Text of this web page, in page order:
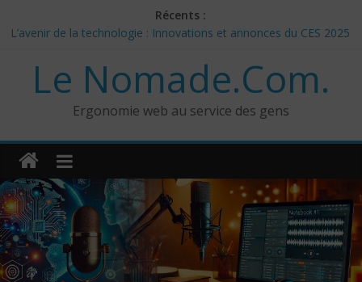
Récents :
L’avenir de la technologie : Innovations et annonces du CES 2025
Les 3 meilleurs réponses de politiciens Canadiens pour Donald
Google Deep Mind – IA : Simulation Mondiale et Défis Éthiques
NotebookLM : Mes commentaires sur 2 mois d’utilisation
CES 2025: Technologies insolites – jour 5
Le Nomade.Com.
Ergonomie web au service des gens